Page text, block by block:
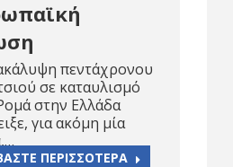
πεντάχρονου
σε καταυλισμό
στην Ελλάδα
για ακόμη μία
ΠΕΡΙΣΣΟΤΕΡΑ